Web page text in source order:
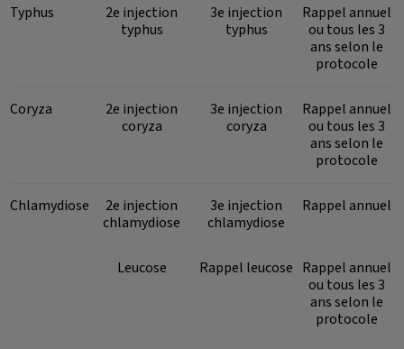
Typhus
2e injection
typhus
3e injection
typhus
Rappel annuel
ou tous les 3
ans selon le
protocole
Coryza
2e injection
coryza
3e injection
coryza
Rappel annuel
ou tous les 3
ans selon le
protocole
Chlamydiose
2e injection
chlamydiose
3e injection
chlamydiose
Rappel annuel
Leucose Rappel leucose
Rappel annuel
ou tous les 3
ans selon le
protocole